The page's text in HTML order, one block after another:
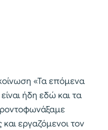
«Τα επόμενα
ήδη εδώ και τα
και εργαζόμενοι τον